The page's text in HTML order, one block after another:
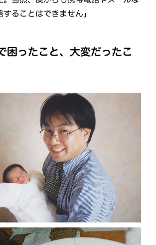
することはできません」
困ったこと、大変だったこ